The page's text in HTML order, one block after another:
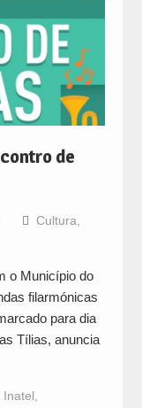
de
Cultura,
o Município do
filarmónicas
para dia
Tílias, anuncia
Inatel,